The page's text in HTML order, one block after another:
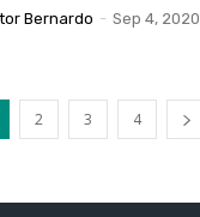
Bernardo - Sep 4, 2020
2 3 4